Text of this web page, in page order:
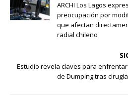
ARCHI Los Lagos
preocupación por
que afectan
radial chileno
Estudio revela claves para
de Dumping tras